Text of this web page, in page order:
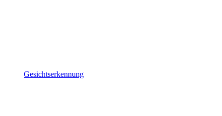
Gesichtserkennung